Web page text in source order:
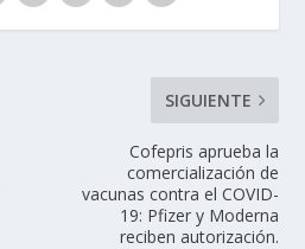
SIGUIENTE
Cofepris aprueba la
comercialización de
vacunas contra el COVID-
19: Pfizer y Moderna
reciben autorización.